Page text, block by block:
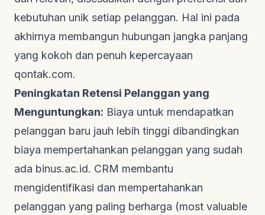
kebutuhan unik setiap pelanggan. Hal ini pada
akhirnya membangun hubungan jangka panjang
yang kokoh dan penuh kepercayaan
qontak.com.
Peningkatan Retensi Pelanggan yang
Menguntungkan: Biaya untuk mendapatkan
pelanggan baru jauh lebih tinggi dibandingkan
biaya mempertahankan pelanggan yang sudah
ada binus.ac.id. CRM membantu
mengidentifikasi dan mempertahankan
pelanggan yang paling berharga (most valuable